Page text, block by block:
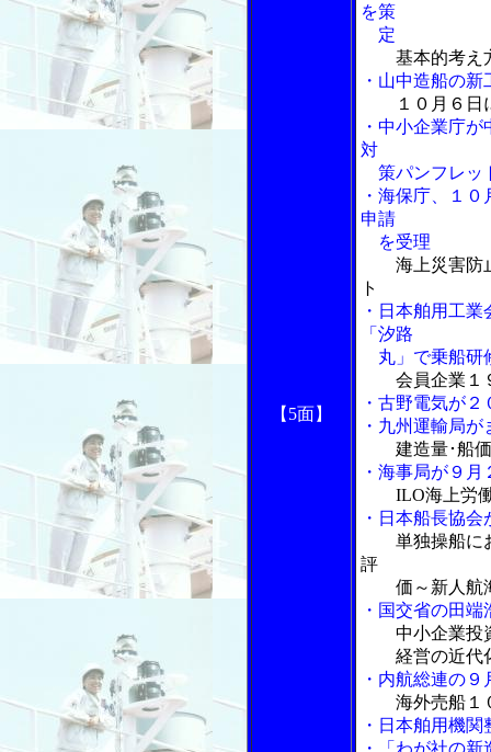
【5面】
を策
定
基本的考え
・山中造船の
１０月６
・中小企業庁
対
策パンフレッ
・海保庁、１
申請
を受理
海上災害防
ト
・日本舶用工
「汐路
丸」で乗船研
会員企業１
・古野電気が
・九州運輸局
建造量･船
・海事局が９
ILO海上労
・日本船長協
単独操船に
評
価～新人航
・国交省の田
中小企業投
経営の近代
・内航総連の
海外売船１
・日本舶用機
・「わが社の新